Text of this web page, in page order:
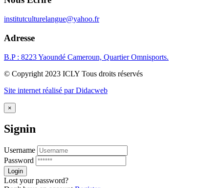
institutculturelangue@yahoo.fr
Adresse
B.P : 8223 Yaoundé Cameroun, Quartier Omnisports.
© Copyright 2023 ICLY Tous droits réservés
Site internet réalisé par Didacweb
×
Signin
Username
Password
Lost your password?